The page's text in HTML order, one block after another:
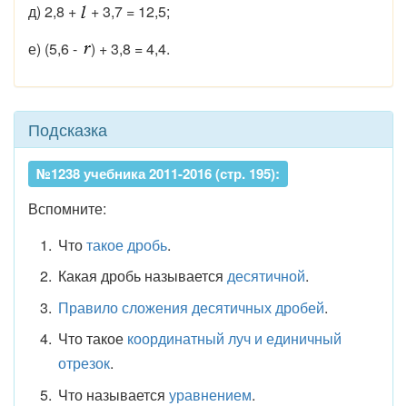
д) 2,8 +
+ 3,7 = 12,5;
е) (5,6 -
) + 3,8 = 4,4.
Подсказка
№1238 учебника 2011-2016 (стр. 195):
Вспомните:
Чтотакое дробь.
Какая дробь называется десятичной.
Правило сложения десятичных дробей.
Что такое координатный луч и единичный
отрезок.
Что называется уравнением.